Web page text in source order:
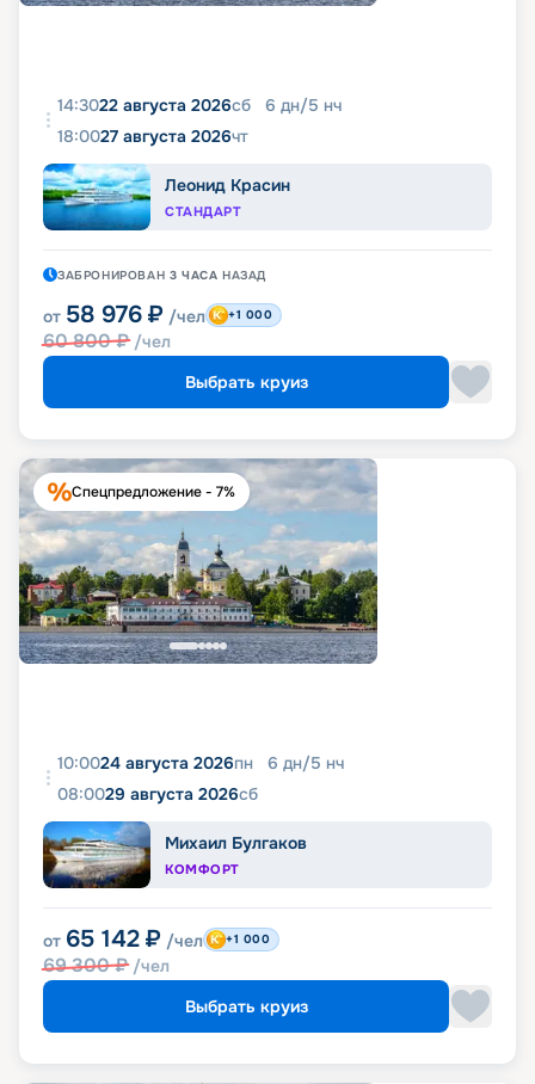
14:3022 августа 2026сб 6 дн/5 нч
18:0027 августа 2026чт
Леонид Красин
СТАНДАРТ
ЗАБРОНИРОВАН 3 ЧАСА НАЗАД
от 58 976 ₽ /чел
60 800₽ /чел
+1 000
Выбрать круиз
Спецпредложение - 7%
10:0024 августа 2026пн 6 дн/5 нч
08:0029 августа 2026сб
Михаил Булгаков
КОМФОРТ
от 65 142 ₽ /чел
69 300₽ /чел
+1 000
Выбрать круиз